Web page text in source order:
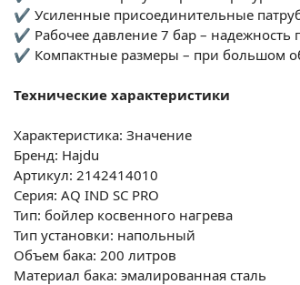
✔ Усиленные присоединительные
✔ Рабочее давление 7 бар – надежность
✔ Компактные размеры – при большом
Технические характеристики
Характеристика: Значение
Бренд: Hajdu
Артикул: 2142414010
Серия: AQ IND SC PRO
Тип: бойлер косвенного нагрева
Тип установки: напольный
Объем бака: 200 литров
Материал бака: эмалированная сталь